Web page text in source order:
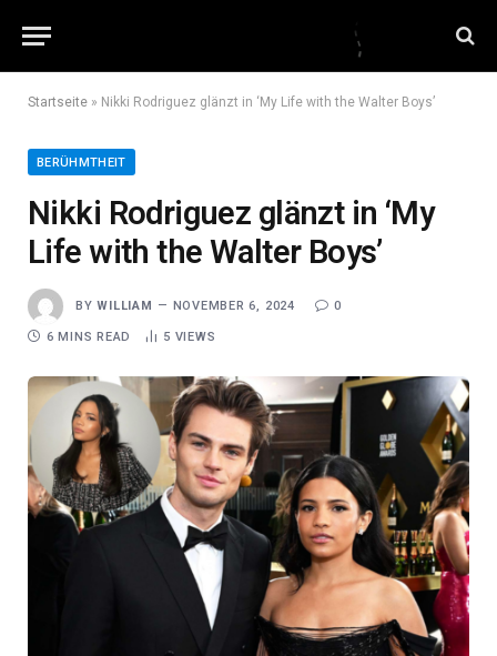
Startseite » Nikki Rodriguez glänzt in ‘My Life with the Walter Boys’
BERÜHMTHEIT
Nikki Rodriguez glänzt in ‘My
Life with the Walter Boys’
BY WILLIAM NOVEMBER 6, 2024 0
6 MINS READ 5 VIEWS